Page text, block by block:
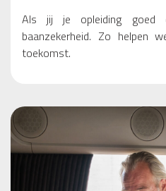
Als jij je opleiding goed
baanzekerheid. Zo helpen
toekomst.